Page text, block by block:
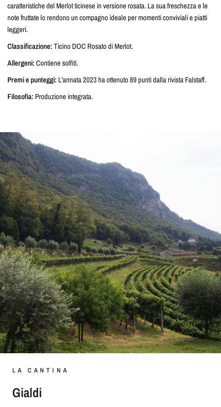
caratteristiche del Merlot ticinese in versione rosata. La sua freschezza e le
note fruttate lo rendono un compagno ideale per momenti conviviali e piatti
leggeri.
Classificazione:Ticino DOC Rosato di Merlot.
Allergeni:Contiene solfiti.
Premi e punteggi: L'annata 2023 ha ottenuto 89 punti dalla rivista Falstaff.
Filosofia: Produzione integrata.
LA CANTINA
Gialdi